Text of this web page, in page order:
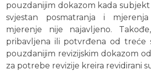
pouzdanijim dokazom kada
svjestan posmatranja i
mjerenje nije najavljeno.
pribavljena ili potvrđena od treće
pouzdanijim revizijskim dokazom
za potrebe revizije kreira revidirani